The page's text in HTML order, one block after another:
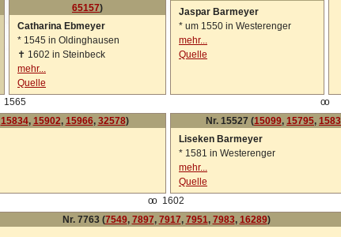
65157)
Catharina Ebmeyer
* 1545 in Oldinghausen
✝ 1602 in Steinbeck
mehr...
Quelle
Jaspar Barmeyer
* um 1550 in Westerenger
mehr...
Quelle
1565
oo
15834, 15902, 15966, 32578)
Nr. 15527 (15099, 15795,
Liseken Barmeyer
* 1581 in Westerenger
mehr...
Quelle
oo
1602
Nr. 7763 (7549, 7897, 7917, 7951, 7983, 16289)